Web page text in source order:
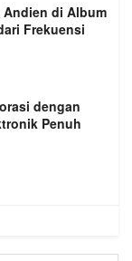
di Album
Frekuensi
dengan
Penuh